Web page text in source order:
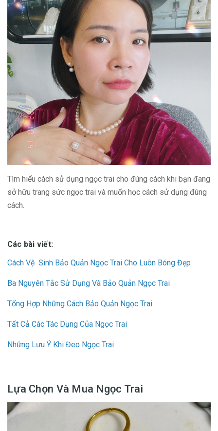
Tìm hiểu cách sử dụng ngọc trai cho đúng cách khi bạn đang
sở hữu trang sức ngọc trai và muốn học cách sử dụng đúng
cách.
Các bài viết:
Cách Vệ Sinh Bảo Quản Ngọc Trai Cho Luôn Bóng Đẹp
Ba Nguyên Tắc Sử Dụng Và Bảo Quản Ngọc Trai
Tổng Hợp Những Cách Bảo Quản Ngọc Trai
Tất Cả Các Tác Dụng Của Ngọc Trai
Những Lưu Ý Khi Đeo Ngọc Trai
Lựa Chọn Và Mua Ngọc Trai